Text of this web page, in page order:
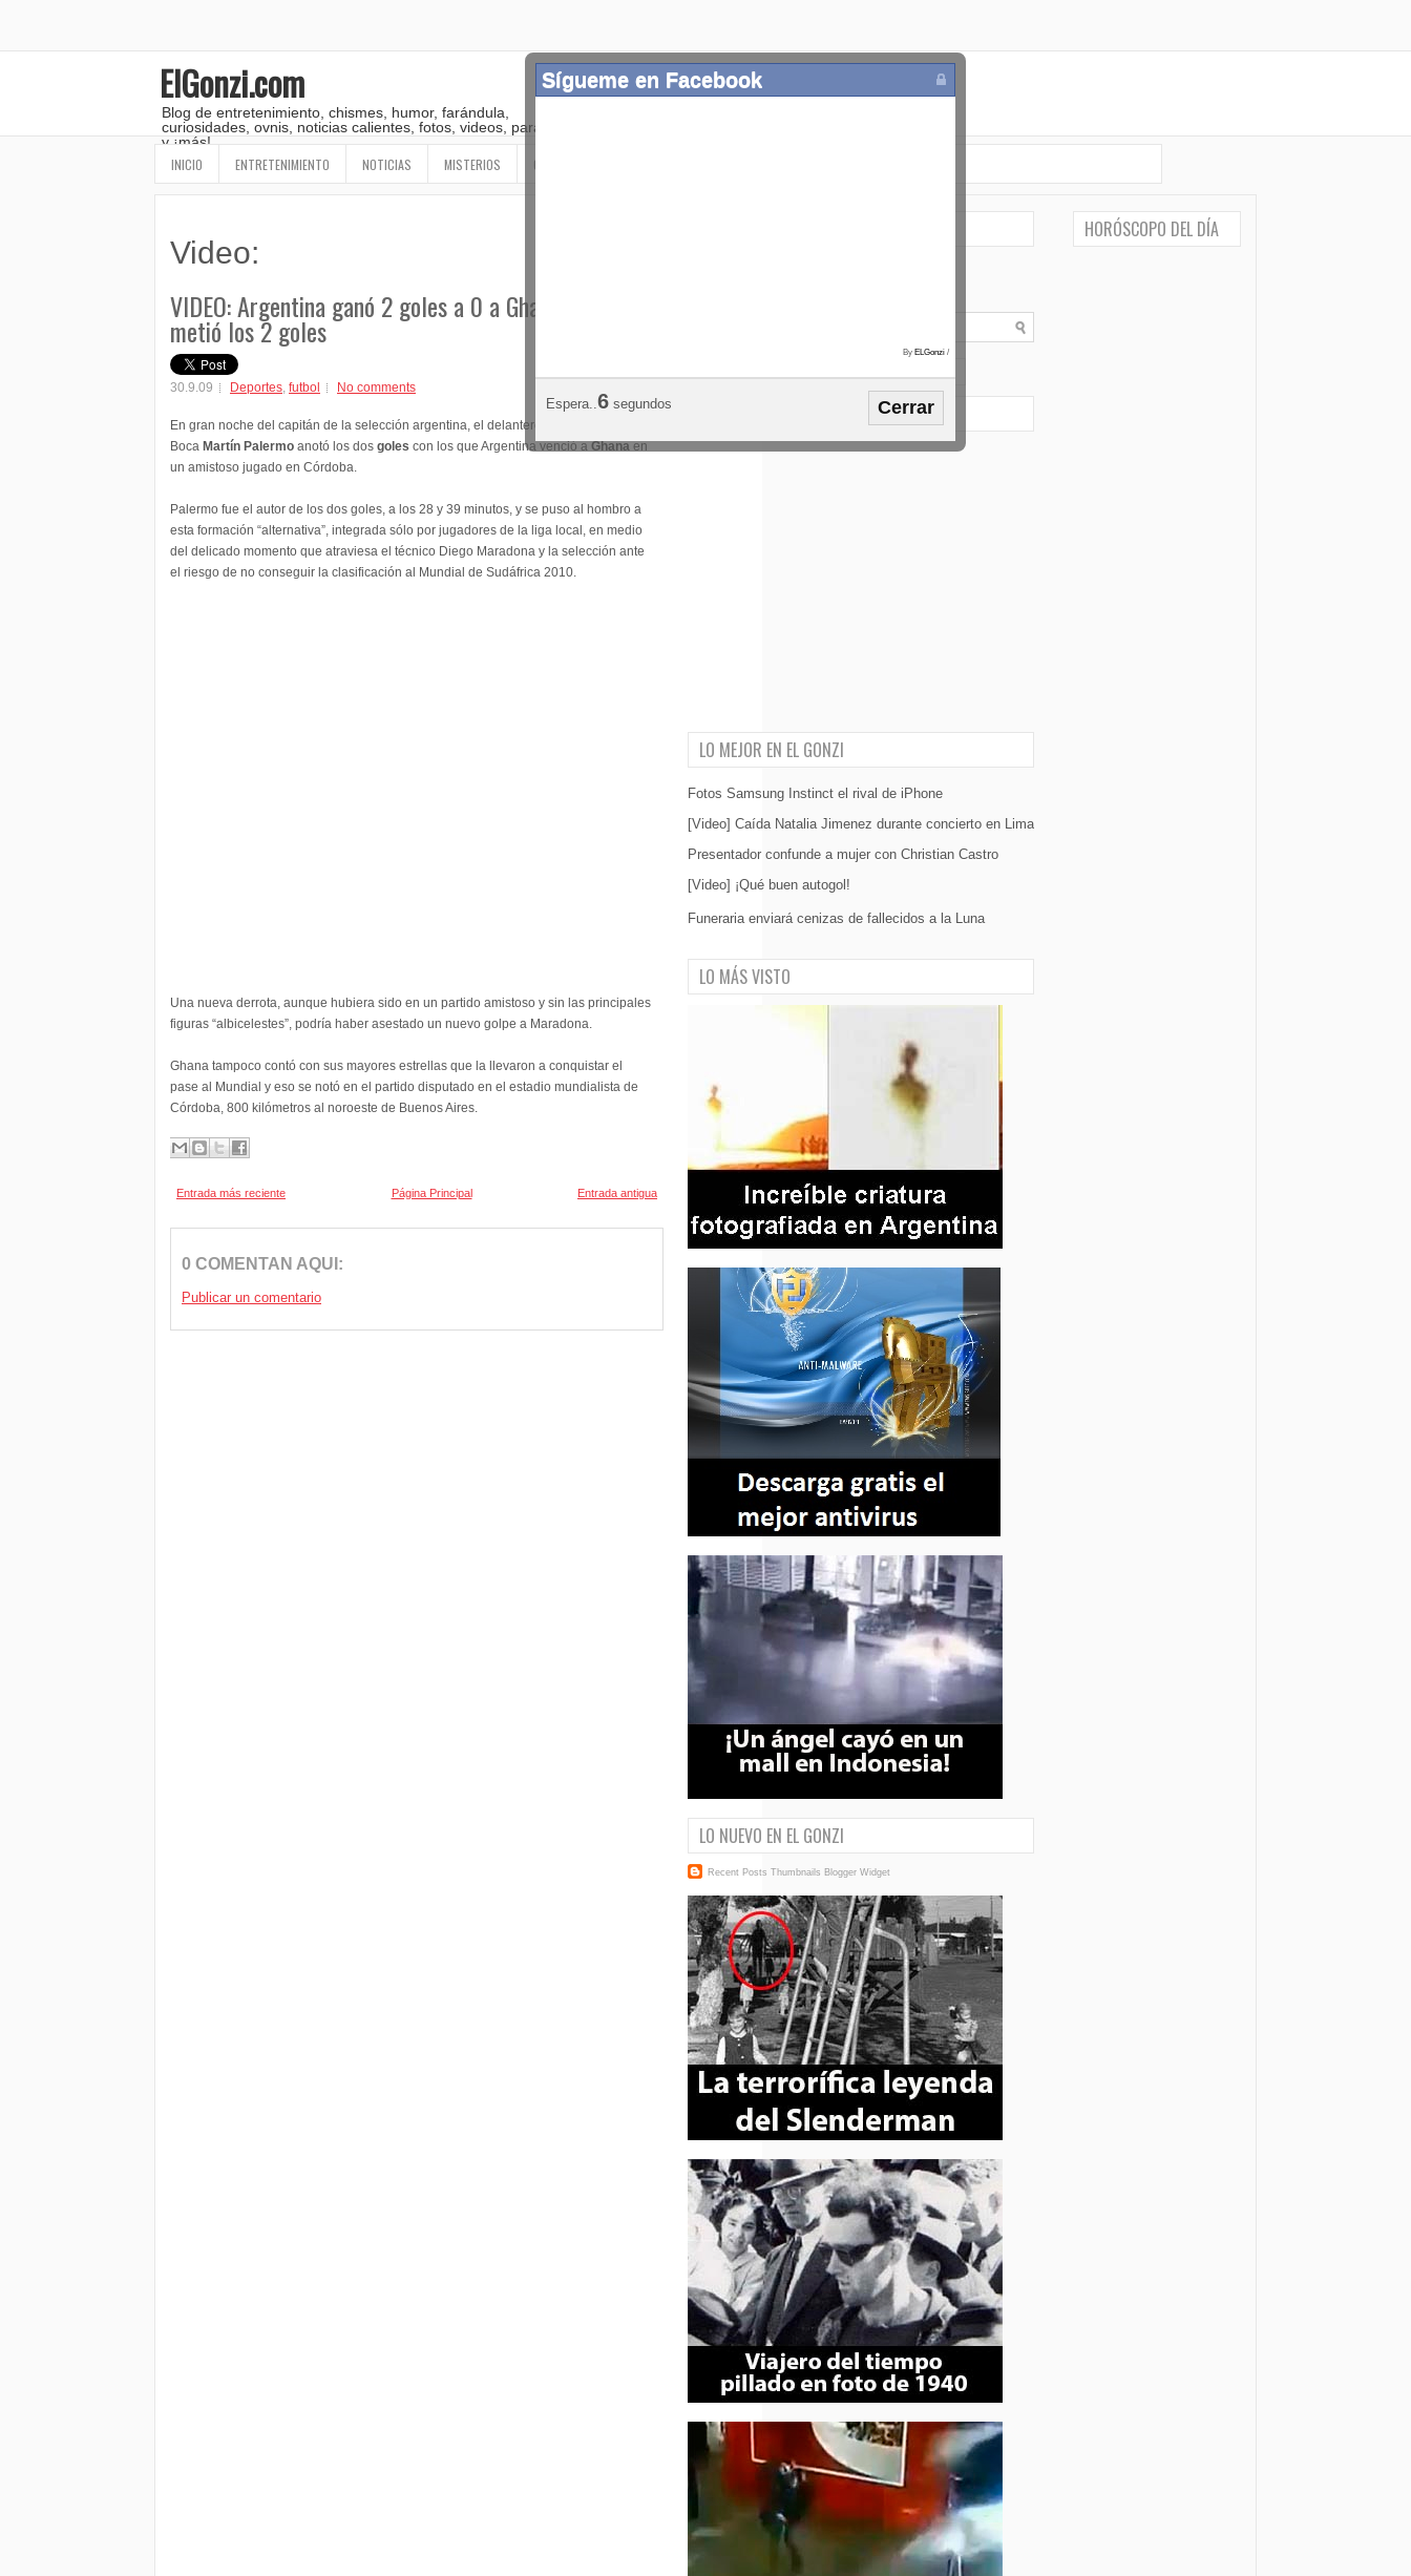
ElGonzi.com
Blog de entretenimiento, chismes, humor, farándula,
curiosidades, ovnis, noticias calientes, fotos, videos, paranormal
y ¡más!
INICIO ENTRETENIMIENTO NOTICIAS MISTERIOS OTROS
Video:
VIDEO: Argentina ganó 2 goles a 0 a Ghana: Palermo
metió los 2 goles
30.9.09 Deportes, futbol No comments
En gran noche del capitán de la selección argentina, el delantero de
Boca Martín Palermo anotó los dos goles con los que Argentina venció aGhanaen
un amistoso jugado en Córdoba.
Palermo fue el autor de los dos goles, a los 28 y 39 minutos, y se puso al hombro a
esta formación “alternativa”, integrada sólo por jugadores de la liga local, en medio
del delicado momento que atraviesa el técnico Diego Maradona y la selección ante
el riesgo de no conseguir la clasificación al Mundial de Sudáfrica 2010.
Una nueva derrota, aunque hubiera sido en un partido amistoso y sin las principales
figuras “albicelestes”, podría haber asestado un nuevo golpe a Maradona.
Ghana tampoco contó con sus mayores estrellas que la llevaron a conquistar el
pase al Mundial y eso se notó en el partido disputado en el estadio mundialista de
Córdoba, 800 kilómetros al noroeste de Buenos Aires.
Entrada más reciente Entrada antigua
Página Principal
0 COMENTAN AQUI:
Publicar un comentario
LO MEJOR EN EL GONZI
Fotos Samsung Instinct el rival de iPhone
[Video] Caída Natalia Jimenez durante concierto en Lima
Presentador confunde a mujer con Christian Castro
[Video] ¡Qué buen autogol!
Funeraria enviará cenizas de fallecidos a la Luna
Sígueme en Facebook
By ELGonzi /
Espera..5 segundos Cerrar
LO MÁS VISTO
LO NUEVO EN EL GONZI
Recent Posts Thumbnails Blogger Widget
HORÓSCOPO DEL DÍA